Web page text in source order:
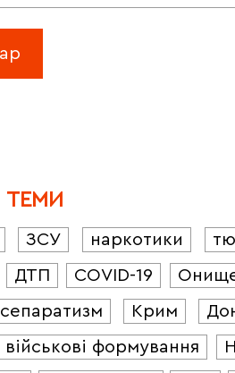
ТЕМИ
ЗСУ наркотики
ДТП COVID-19
сепаратизм Крим
військові формування